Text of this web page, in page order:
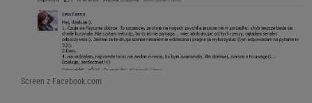
Screen z Facebook.com